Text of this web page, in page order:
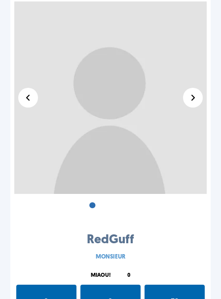
•
RedGuff
MONSIEUR
MIAOU! 0